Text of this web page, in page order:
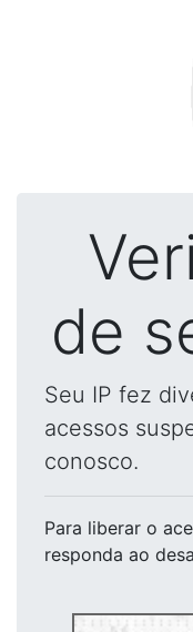
de
Seu IP fez
acessos
conosco.
Para liberar o
responda ao